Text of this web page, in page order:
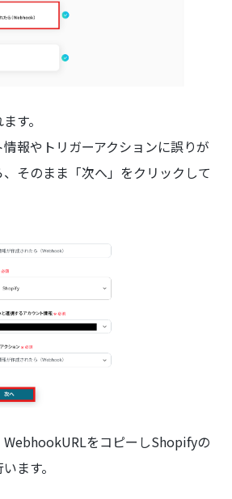
す。
報やトリガーアクションに誤りが
そのまま「次へ」をクリックして
WebhookURLをコピーしShopifyの
ます。